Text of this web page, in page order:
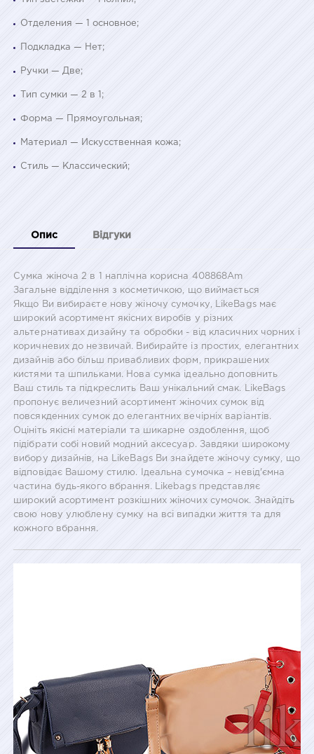
Отделения — 1 основное;
Подкладка — Нет;
Ручки — Две;
Тип сумки — 2 в 1;
Форма — Прямоугольная;
Материал — Искусственная кожа;
Стиль — Классический;
Опис Відгуки
Сумка жіноча 2 в 1 наплічна корисна 408868Am
Загальне відділення з косметичкою, що виймається
Якщо Ви вибираєте нову жіночу сумочку, LikeBags має
широкий асортимент якісних виробів у різних
альтернативах дизайну та обробки - від класичних чорних і
коричневих до незвичай. Вибирайте із простих, елегантних
дизайнів або більш привабливих форм, прикрашених
кистями та шпильками. Нова сумка ідеально доповнить
Ваш стиль та підкреслить Ваш унікальний смак. LikeBags
пропонує величезний асортимент жіночих сумок від
повсякденних сумок до елегантних вечірніх варіантів.
Оцініть якісні матеріали та шикарне оздоблення, щоб
підібрати собі новий модний аксесуар. Завдяки широкому
вибору дизайнів, на LikeBags Ви знайдете жіночу сумку, що
відповідає Вашому стилю. Ідеальна сумочка – невід'ємна
частина будь-якого вбрання. Likebags представляє
широкий асортимент розкішних жіночих сумочок. Знайдіть
свою нову улюблену сумку на всі випадки життя та для
кожного вбрання.